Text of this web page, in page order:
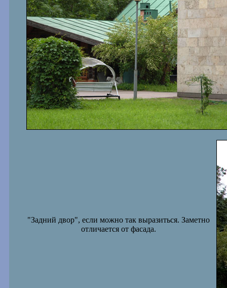
"Задний двор", если можно так выразиться. Заметно
отличается от фасада.